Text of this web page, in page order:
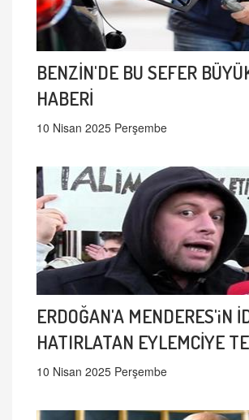
BENZİN'DE BU SEFER
HABERİ
10 Nisan 2025 Perşembe
ERDOĞAN'A MENDERES'iN
HATIRLATAN EYLEMCİYE
10 Nisan 2025 Perşembe